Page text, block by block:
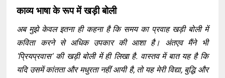
काव्य भाषा के रूप में खड़ी बोली
अब मुझे केवल इतना ही कहना है कि समय का प्रवाह खड़ी बोली में
कविता करने से अधिक उपकार की आशा है। अंतएव मैंने भी
'प्रियप्रवास' की खड़ी बोली में ही लिखा है. वास्तव में बात यह है कि
यदि उसमें कांतता और मधुरता नहीं आयी है, तो यह मेरी विद्या, बुद्धि और